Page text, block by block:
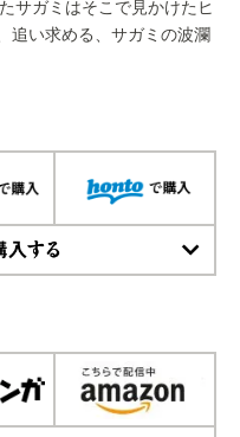
サガミはそこで見かけたヒ
追い求める、サガミの波瀾